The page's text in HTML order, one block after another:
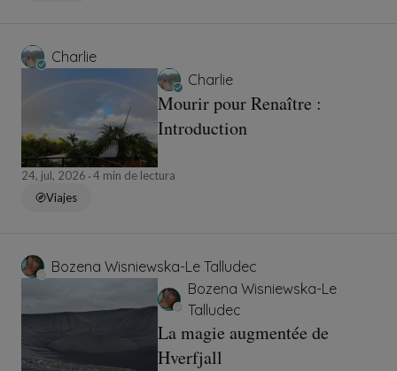
Charlie
Charlie
Mourir pour Renaître :
Introduction
24, jul, 2026 4 min de lectura
Viajes
Bozena Wisniewska-Le Talludec
Bozena Wisniewska-Le
Talludec
La magie augmentée de
Hverfjall